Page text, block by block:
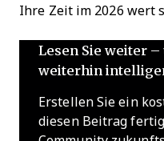
Ihre Zeit im 2026 wert
Lesen Sie weiter
weiterhin
Erstellen Sie ein
diesen Beitrag